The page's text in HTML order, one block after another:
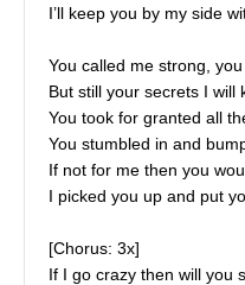
I’ll keep you by my side
You called me strong,
But still your secrets I will
You took for granted all
You stumbled in and
If not for me then you
I picked you up and put
[Chorus: 3x]
If I go crazy then will you